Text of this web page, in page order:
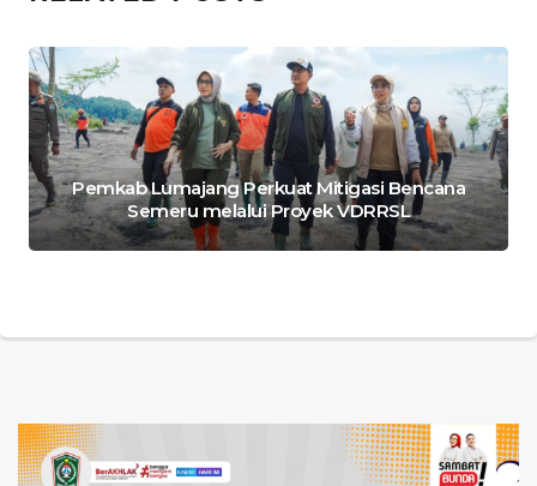
Pemkab Lumajang Perkuat Mitigasi Bencana
Semeru melalui Proyek VDRRSL